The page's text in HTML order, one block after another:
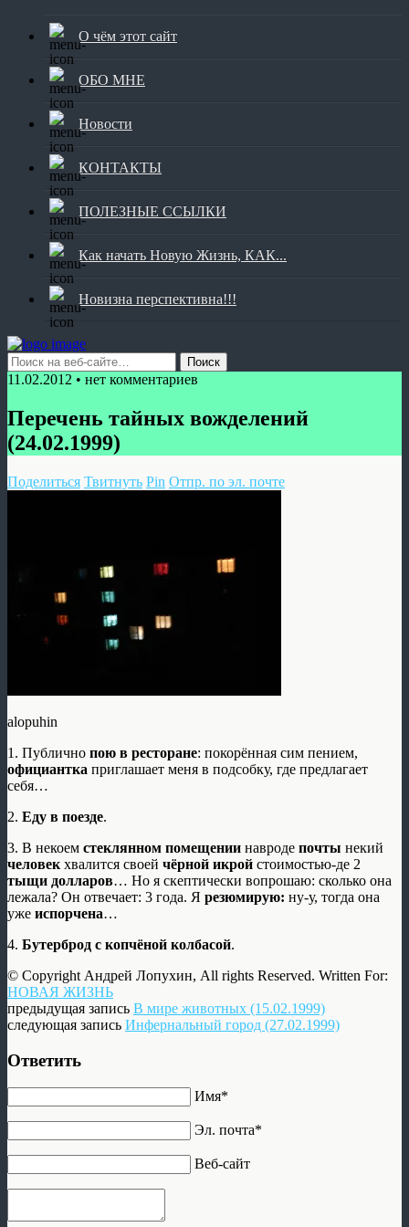
О чём этот сайт
ОБО МНЕ
Новости
КОНТАКТЫ
ПОЛЕЗНЫЕ ССЫЛКИ
Как начать Новую Жизнь, КАК...
Новизна перспективна!!!
11.02.2012 • нет комментариев
Перечень тайных вожделений
(24.02.1999)
Поделиться Твитнуть Pin Отпр. по эл. почте
alopuhin
1. Публично пою в ресторане: покорённая сим пением,
официантка приглашает меня в подсобку, где предлагает
себя…
2. Еду в поезде.
3. В некоем стеклянном помещении навроде почты некий
человек хвалится своей чёрной икрой стоимостью-де 2
тыщи долларов… Но я скептически вопрошаю: сколько она
лежала? Он отвечает: 3 года. Я резюмирую: ну-у, тогда она
уже испорчена…
4. Бутерброд с копчёной колбасой.
© Copyright Андрей Лопухин, All rights Reserved. Written For:
НОВАЯ ЖИЗНЬ
предыдущая запись В мире животных (15.02.1999)
следующая запись Инфернальный город (27.02.1999)
Ответить
Имя*
Эл. почта*
Веб-сайт